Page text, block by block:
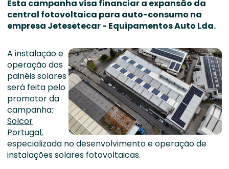
Esta campanha visa financiar a expansão da
central fotovoltaica para auto-consumo na
empresa Jetesetecar - Equipamentos Auto Lda.
A instalação e
operação dos
painéis solares
será feita pelo
promotor da
campanha:
Solcor
Portugal,
especializada no desenvolvimento e operação de
instalações solares fotovoltaicas.